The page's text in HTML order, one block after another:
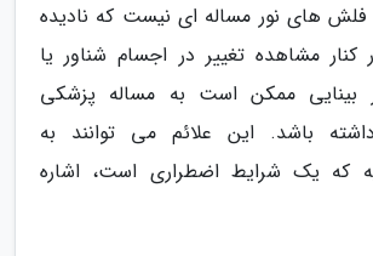
فلش های نور مساله ای نیست که نادیده
کنار مشاهده تغییر در اجسام شناور یا
بینایی ممکن است به مساله پزشکی
باشد. این علائم می توانند به
که یک شرایط اضطراری است، اشاره